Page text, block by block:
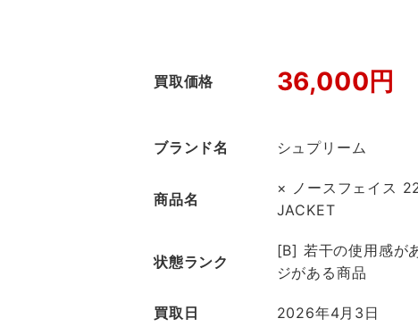
買取価格 36,000円
ブランド名 シュプリーム
商品名
× ノースフェイス
JACKET
状態ランク
[B] 若干の使用感が
ジがある商品
買取日 2026年4月3日